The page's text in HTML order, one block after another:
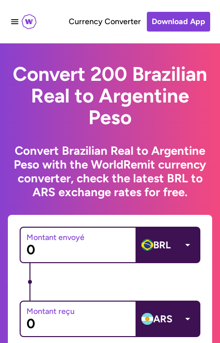
Currency Converter Download App
Convert 200 Brazilian
Real to Argentine
Peso
Convert Brazilian Real to Argentine
Peso with the WorldRemit currency
converter, check the latest BRL to
ARS exchange rates for free.
Montant envoyé
BRL
Montant reçu
ARS